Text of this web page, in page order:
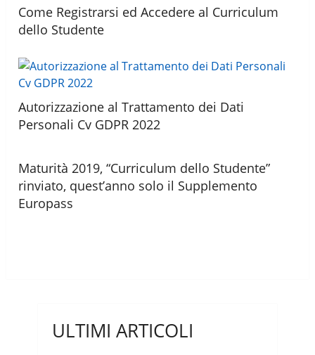
Come Registrarsi ed Accedere al Curriculum
dello Studente
Autorizzazione al Trattamento dei Dati
Personali Cv GDPR 2022
Maturità 2019, “Curriculum dello Studente”
rinviato, quest’anno solo il Supplemento
Europass
ULTIMI ARTICOLI